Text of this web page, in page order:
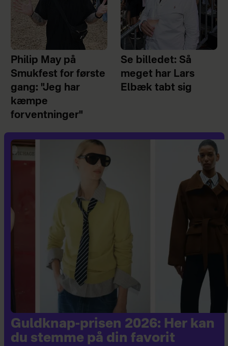
Philip May på
Smukfest for første
gang: "Jeg har
kæmpe
forventninger"
Se billedet: Så
meget har Lars
Elbæk tabt sig
Guldknap-prisen 2026: Her kan
du stemme på din favorit